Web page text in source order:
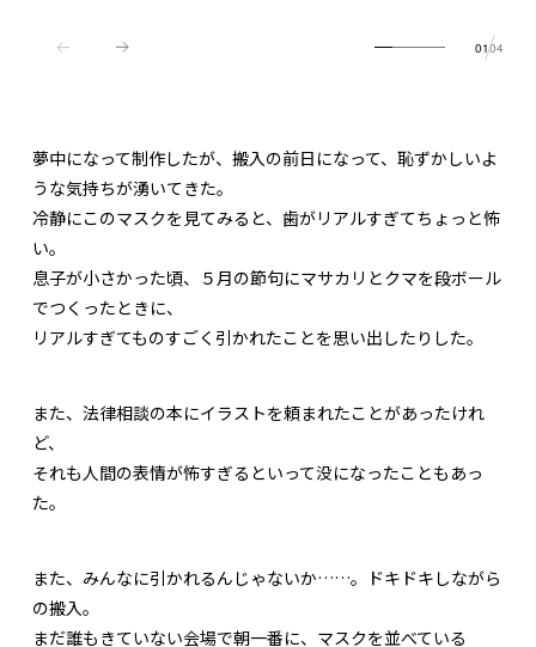
0104
夢中になって制作したが、搬入の前日になって、恥ずかしいよ
うな気持ちが湧いてきた。
冷静にこのマスクを見てみると、歯がリアルすぎてちょっと怖
い。
息子が小さかった頃、５月の節句にマサカリとクマを段ボール
でつくったときに、
リアルすぎてものすごく引かれたことを思い出したりした。
また、法律相談の本にイラストを頼まれたことがあったけれ
ど、
それも人間の表情が怖すぎるといって没になったこともあっ
た。
また、みんなに引かれるんじゃないか……。ドキドキしながら
の搬入。
まだ誰もきていない会場で朝一番に、マスクを並べている